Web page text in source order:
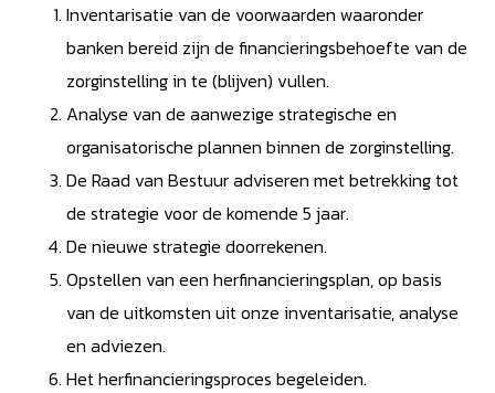
Inventarisatie van de voorwaarden waaronder
banken bereid zijn de financieringsbehoefte van de
zorginstelling in te (blijven) vullen.
Analyse van de aanwezige strategische en
organisatorische plannen binnen de zorginstelling.
De Raad van Bestuur adviseren met betrekking tot
de strategie voor de komende 5 jaar.
De nieuwe strategie doorrekenen.
Opstellen van een herfinancieringsplan, op basis
van de uitkomsten uit onze inventarisatie, analyse
en adviezen.
Het herfinancieringsproces begeleiden.